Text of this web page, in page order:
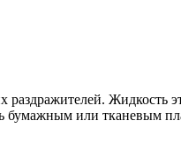
раздражителей. Жидкость
бумажным или тканевым